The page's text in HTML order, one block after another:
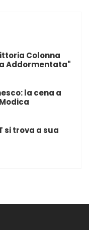
Colonna
Addormentata"
la cena a
si trova a sua